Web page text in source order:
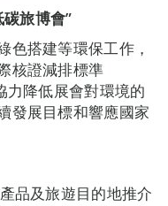
碳旅博會”
色搭建等環保工作，
核證減排標準
力降低展會對環境的
發展目標和響應國家
品及旅遊目的地推介